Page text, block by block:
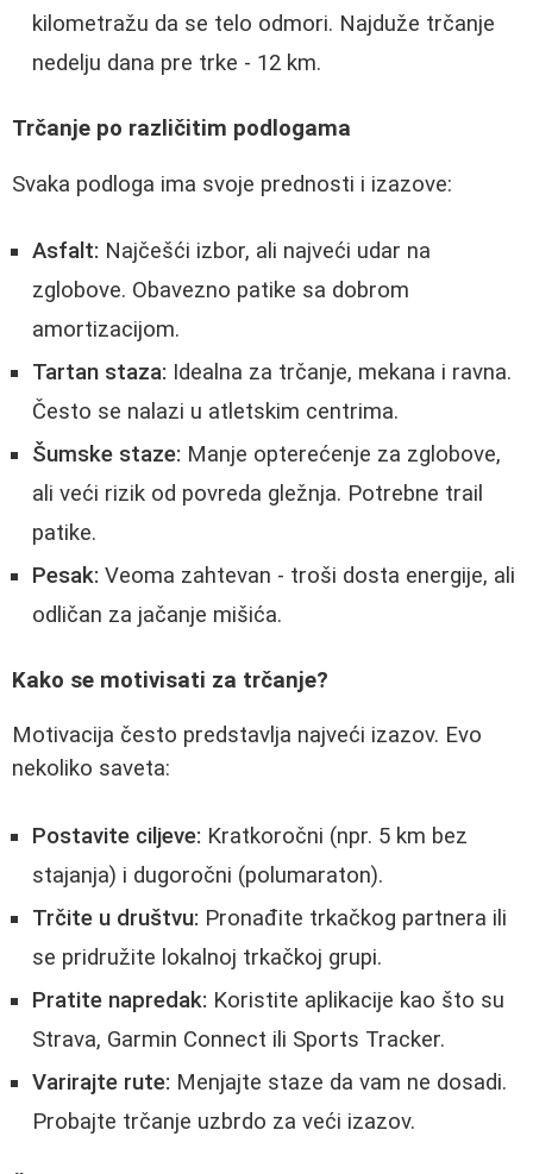
kilometražu da se telo odmori. Najduže trčanje
nedelju dana pre trke - 12 km.
Trčanje po različitim podlogama
Svaka podloga ima svoje prednosti i izazove:
Asfalt: Najčešći izbor, ali najveći udar na
zglobove. Obavezno patike sa dobrom
amortizacijom.
Tartan staza: Idealna za trčanje, mekana i ravna.
Često se nalazi u atletskim centrima.
Šumske staze: Manje opterećenje za zglobove,
ali veći rizik od povreda gležnja. Potrebne trail
patike.
Pesak: Veoma zahtevan - troši dosta energije, ali
odličan za jačanje mišića.
Kako se motivisati za trčanje?
Motivacija često predstavlja najveći izazov. Evo
nekoliko saveta:
Postavite ciljeve: Kratkoročni (npr. 5 km bez
stajanja) i dugoročni (polumaraton).
Trčite u društvu: Pronađite trkačkog partnera ili
se pridružite lokalnoj trkačkoj grupi.
Pratite napredak: Koristite aplikacije kao što su
Strava, Garmin Connect ili Sports Tracker.
Varirajte rute: Menjajte staze da vam ne dosadi.
Probajte trčanje uzbrdo za veći izazov.